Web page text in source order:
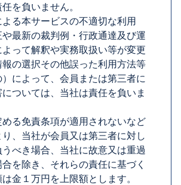
を負いません。
る本サービスの不適切な利用
や最新の裁判例・行政通達及び運
って解釈や実務取扱い等が変更
報の選択その他誤った利用方法等
によって、会員または第三者に
ついては、当社は責任を負いま
る免責条項が適用されないなど
、当社が会員又は第三者に対し
べき場合、当社に故意又は重過
を除き、それらの責任に基づく
金１万円を上限額とします。